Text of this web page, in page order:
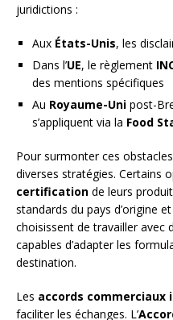
juridictions :
Aux États-Unis, les
Dans l’UE, le règlement
des mentions spécifiques
Au Royaume-Uni post-
s’appliquent via la Food
Pour surmonter ces
diverses stratégies. Certains
certification de leurs
standards du pays d’origine et
choisissent de travailler avec
capables d’adapter les
destination.
Les accords commerciaux
faciliter les échanges. L’